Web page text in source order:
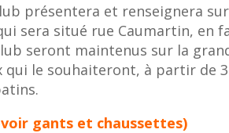
présentera et renseignera
sera situé rue Caumartin, en
seront maintenus sur la
qui le souhaiteront, à partir de
gants et chaussettes)